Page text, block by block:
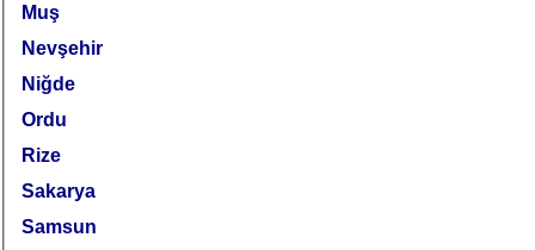
Muş
Nevşehir
Niğde
Ordu
Rize
Sakarya
Samsun